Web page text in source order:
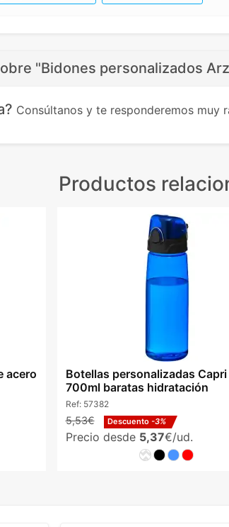
"Bidones personalizados
Consúltanos y te responderemos muy
Productos
acero
Botellas personalizadas
700ml baratas hidratación
Ref: 57382
5,53€ Descuento -3%
Precio desde 5,37€/ud.